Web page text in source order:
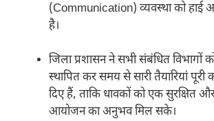
(Communication) व्यवस्था को हाई
है।
जिला प्रशासन ने सभी संबंधित विभागों
स्थापित कर समय से सारी तैयारियां
दिए हैं, ताकि धावकों को एक सुरक्षित
आयोजन का अनुभव मिल सके।